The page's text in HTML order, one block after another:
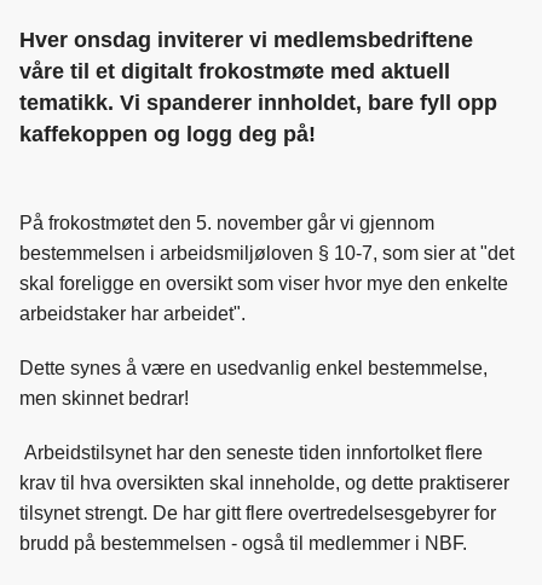
Hver onsdag inviterer vi medlemsbedriftene
våre til et digitalt frokostmøte med aktuell
tematikk. Vi spanderer innholdet, bare fyll opp
kaffekoppen og logg deg på!
På frokostmøtet den 5. november går vi gjennom
bestemmelsen i arbeidsmiljøloven § 10-7, som sier at "det
skal foreligge en oversikt som viser hvor mye den enkelte
arbeidstaker har arbeidet".
Dette synes å være en usedvanlig enkel bestemmelse,
men skinnet bedrar!
Arbeidstilsynet har den seneste tiden innfortolket flere
krav til hva oversikten skal inneholde, og dette praktiserer
tilsynet strengt. De har gitt flere overtredelsesgebyrer for
brudd på bestemmelsen - også til medlemmer i NBF.